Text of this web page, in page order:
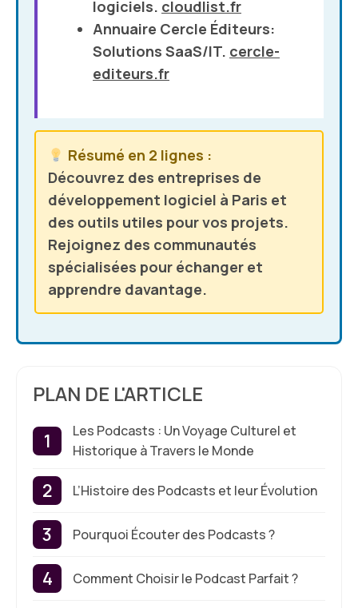
logiciels. cloudlist.fr
Annuaire Cercle Éditeurs:
Solutions SaaS/IT. cercle-
editeurs.fr
Résumé en 2 lignes :
Découvrez des entreprises de
développement logiciel à Paris et
des outils utiles pour vos projets.
Rejoignez des communautés
spécialisées pour échanger et
apprendre davantage.
PLAN DE L'ARTICLE
Les Podcasts : Un Voyage Culturel et
Historique à Travers le Monde
L’Histoire des Podcasts et leur Évolution
Pourquoi Écouter des Podcasts ?
Comment Choisir le Podcast Parfait ?